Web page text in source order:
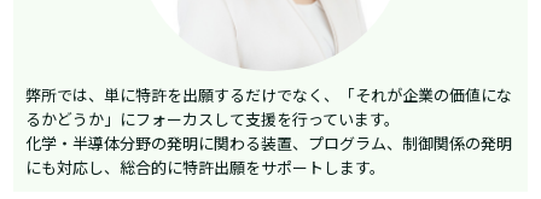
弊所では、単に特許を出願するだけでなく、「それが企業の価値にな
るかどうか」にフォーカスして支援を行っています。
化学・半導体分野の発明に関わる装置、プログラム、制御関係の発明
にも対応し、総合的に特許出願をサポートします。